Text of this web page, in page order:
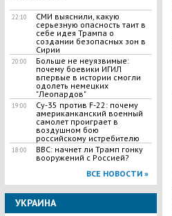
22:10
СМИ выяснили, какую
серьезную опасность таит в
себе идея Трампа о
создании безопасных зон в
Сирии
20:00
Больше не неуязвимые:
почему боевики ИГИЛ
впервые в истории смогли
одолеть немецких
"Леопардов"
19:00
Су-35 против F-22: почему
американканский военный
самолет проиграет в
воздушном бою
российскому истребителю
18:00
BBC: начнет ли Трамп гонку
вооружений с Россией?
ВСЕ НОВОСТИ »
УКРАИНА